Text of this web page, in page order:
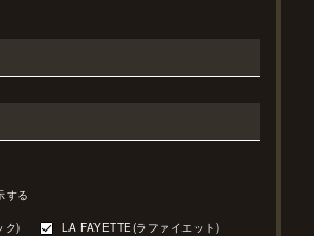
する
ク) LA FAYETTE(ラファイエット)